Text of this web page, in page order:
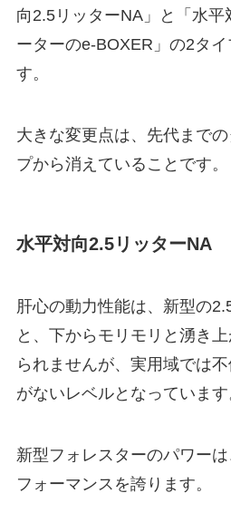
向2.5リッターNA」と「水
ーターのe-BOXER」の2タ
す。
大きな変更点は、先代まで
プから消えていることです。
水平対向2.5リッターNA
肝心の動力性能は、新型の
と、下からモリモリと湧き
られませんが、実用域では
がないレベルとなっています
新型フォレスターのパワー
フォーマンスを誇ります。